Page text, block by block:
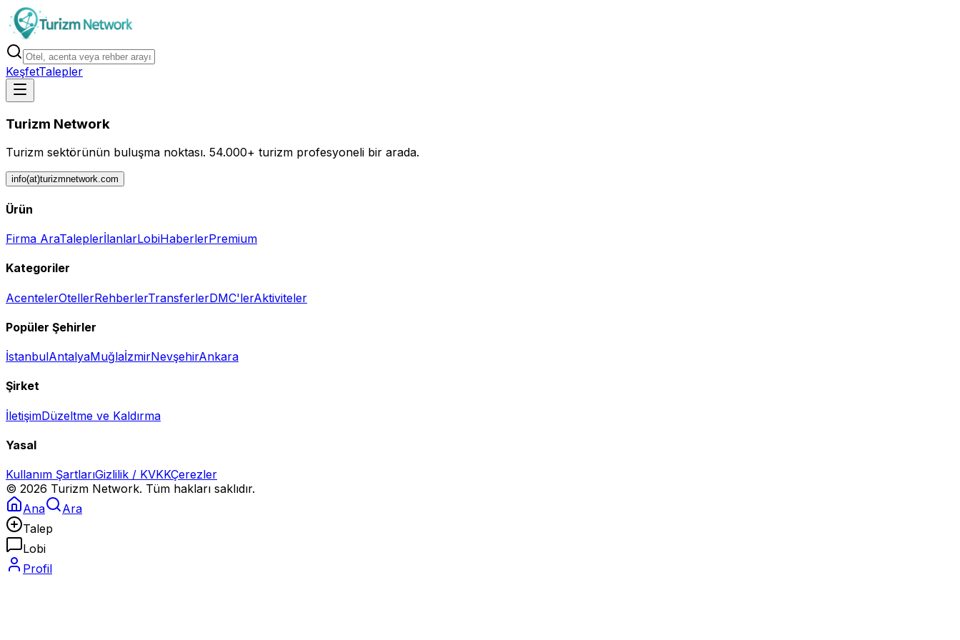
KeşfetTalepler
Turizm Network
Turizm sektörünün buluşma noktası. 54.000+ turizm profesyoneli bir arada.
info(at)turizmnetwork.com
Ürün
Firma AraTaleplerİlanlarLobiHaberlerPremium
Kategoriler
AcentelerOtellerRehberlerTransferlerDMC'lerAktiviteler
Popüler Şehirler
İstanbulAntalyaMuğlaİzmirNevşehirAnkara
Şirket
İletişimDüzeltme ve Kaldırma
Yasal
Kullanım ŞartlarıGizlilik / KVKKÇerezler
© 2026 Turizm Network. Tüm hakları saklıdır.
Ana
Ara
Talep
Lobi
Profil